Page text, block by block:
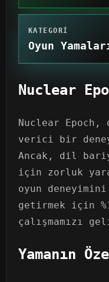
KATEGORI
Oyun
Nuclear
Nuclear Epoch,
verici bir
Ancak, dil
için zorluk
oyun
getirmek için
çalışmamızı
Yamanın